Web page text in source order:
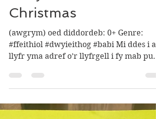
Theimlo: Nadolig /
Baby Touch and Feel:
Christmas
(awgrym) oed diddordeb: 0+ Genre:
mis a hanner....